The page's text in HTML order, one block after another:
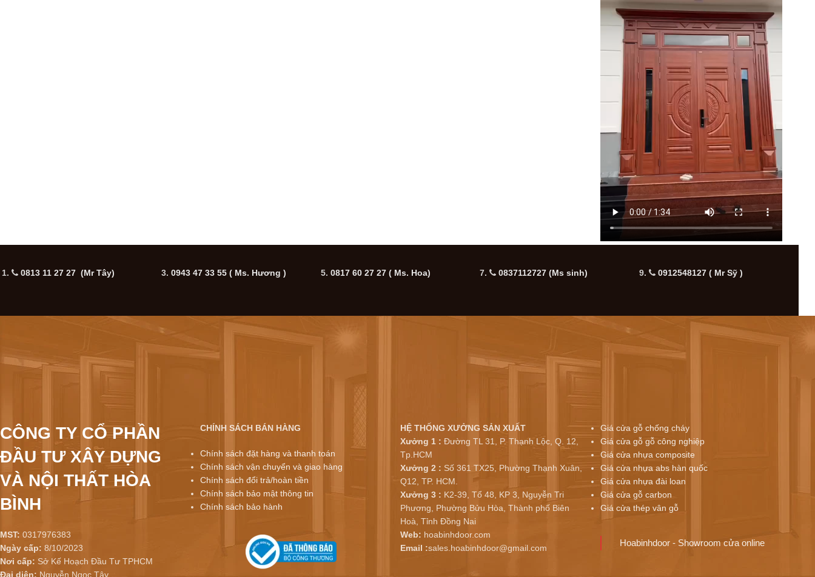
1. 0813 11 27 27 (Mr Tây) 3. 0943 47 33 55( Ms. Hương ) 5. 0817 60 27 27( Ms. Hoa) 7. 0837112727 (Ms sinh) 9. 0912548127 ( Mr Sỹ )
CÔNG TY CỔ PHẦN
ĐẦU TƯ XÂY DỰNG
VÀ NỘI THẤT HÒA
BÌNH
MST: 0317976383
Ngày cấp: 8/10/2023
Nơi cấp: Sở Kế Hoạch Đầu Tư TPHCM
Đại diện: Nguyễn Ngọc Tây
CHÍNH SÁCH BÁN HÀNG
Chính sách đặt hàng và thanh toán
Chính sách vận chuyển và giao hàng
Chính sách đổi trả/hoàn tiền
Chính sách bảo mật thông tin
Chính sách bảo hành
HỆ THỐNG XƯỞNG SẢN XUẤT
Xưởng 1 : Đường TL 31, P. Thạnh Lộc, Q. 12,
Tp.HCM
Xưởng 2 : Số 361 TX25, Phường Thạnh Xuân,
Q12, TP. HCM.
Xưởng 3 : K2-39, Tổ 48, KP 3, Nguyễn Tri
Phương, Phường Bửu Hòa, Thành phố Biên
Hoà, Tỉnh Đồng Nai
Web: hoabinhdoor.com
Email :sales.hoabinhdoor@gmail.com
Giá cửa gỗ chống cháy
Giá cửa gỗ gỗ công nghiệp
Giá cửa nhựa composite
Giá cửa nhựa abs hàn quốc
Giá cửa nhựa đài loan
Giá cửa gỗ carbon
Giá cửa thép vân gỗ
Hoabinhdoor - Showroom cửa online